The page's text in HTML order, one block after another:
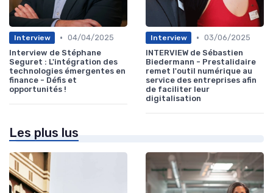
Interview • 04/04/2025
Interview de Stéphane
Seguret : L'intégration des
technologies émergentes en
finance - Défis et
opportunités !
Interview • 03/06/2025
INTERVIEW de Sébastien
Biedermann - Prestalidaire
remet l'outil numérique au
service des entreprises afin
de faciliter leur
digitalisation
Les plus lus